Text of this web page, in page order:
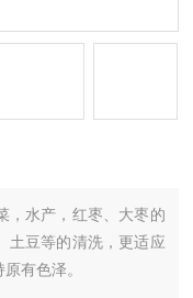
，水产，红枣、大枣的
土豆等的清洗，更适应
有色泽。